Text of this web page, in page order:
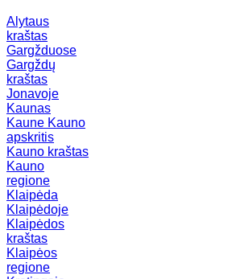
Alytaus
kraštas
Gargžduose
Gargždų
kraštas
Jonavoje
Kaunas
Kaune Kauno
apskritis
Kauno kraštas
Kauno
regione
Klaipėda
Klaipėdoje
Klaipėdos
kraštas
Klaipėos
regione